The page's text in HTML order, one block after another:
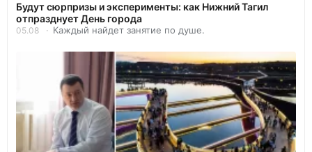
Будут сюрпризы и эксперименты: как Нижний Тагил
отпразднует День города
05.08 Каждый найдет занятие по душе.